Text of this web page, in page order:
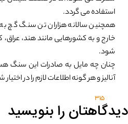
استفاده می گردد.
همچنین سالانه هزاران تن سنگ گچ به
خارج و به کشورهایی مانند هند،
شود.
چنان چه مایل به صادرات این سنگ
آنالیز و هر گونه اطلاعات لازم را در
315
دیدگاهتان را بنویسید